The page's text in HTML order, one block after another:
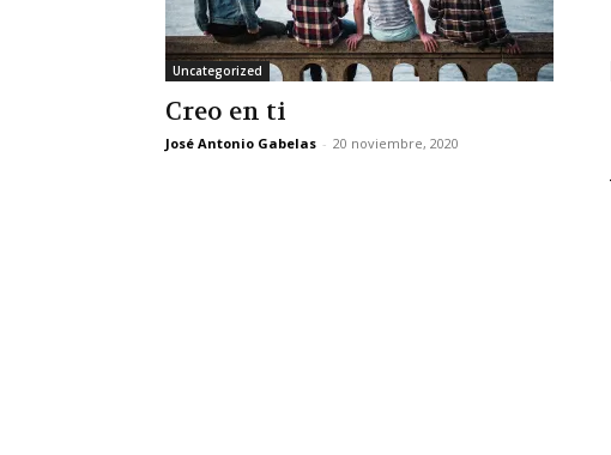
Uncategorized
Creo en ti
José Antonio Gabelas - 20 noviembre, 2020